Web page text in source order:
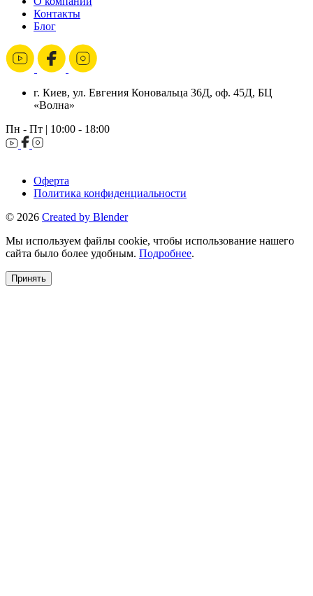
Контакты
Блог
г. Киев, ул. Евгения Коновальца 36Д, оф. 45Д, БЦ
«Волна»
Пн - Пт | 10:00 - 18:00
Оферта
Политика конфиденциальности
© 2026 Created by Blender
Мы используем файлы cookie, чтобы использование нашего
сайта было более удобным. Подробнее.
Принять